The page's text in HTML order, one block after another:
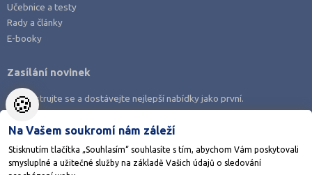
Učebnice a testy
Rady a články
E-booky
Zasílání novinek
Zaregistrujte se a dostávejte nejlepší nabídky jako první.
🍪
Na Vašem soukromí nám záleží
Stisknutím tlačítka „Souhlasím“ souhlasíte s tím, abychom Vám poskytovali
smysluplné a užitečné služby na základě Vašich údajů o sledování